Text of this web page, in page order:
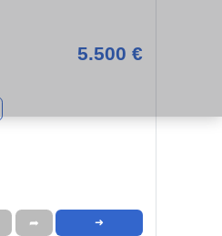
5.500 €
➦ ➜